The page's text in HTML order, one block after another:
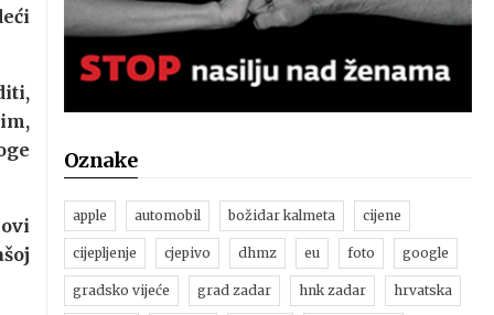
Oznake
apple automobil božidar kalmeta cijene
cijepljenje cjepivo dhmz eu foto google
gradsko vijeće grad zadar hnk zadar hrvatska